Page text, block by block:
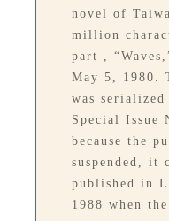
novel of
million
part ,
May 5, 1980.
was
Special Issue
because the
suspended, it
published in
1988 when